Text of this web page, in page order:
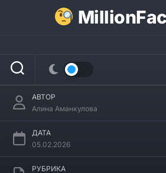
АВТОР
Алина Аманкулова
ДАТА
05.02.2026
РУБРИКА